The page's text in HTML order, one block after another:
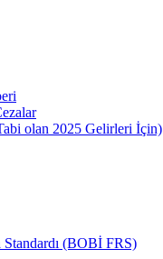
olan 2025 Gelirleri İçin)
(BOBİ FRS)